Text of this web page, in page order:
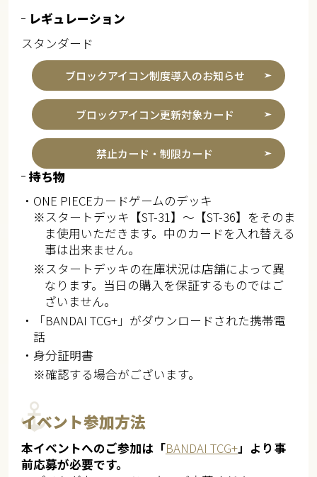
レギュレーション
スタンダード
ブロックアイコン制度導入のお知らせ
ブロックアイコン更新対象カード
禁止カード・制限カード
持ち物
・ONE PIECEカードゲームのデッキ
※スタートデッキ【ST-31】～【ST-36】をそのま
ま使用いただきます。中のカードを入れ替える
事は出来ません。
※スタートデッキの在庫状況は店舗によって異
なります。当日の購入を保証するものではご
ざいません。
・「BANDAI TCG+」がダウンロードされた携帯電
話
・身分証明書
※確認する場合がございます。
イベント参加方法
本イベントへのご参加は「BANDAI TCG+」より事
前応募が必要です。